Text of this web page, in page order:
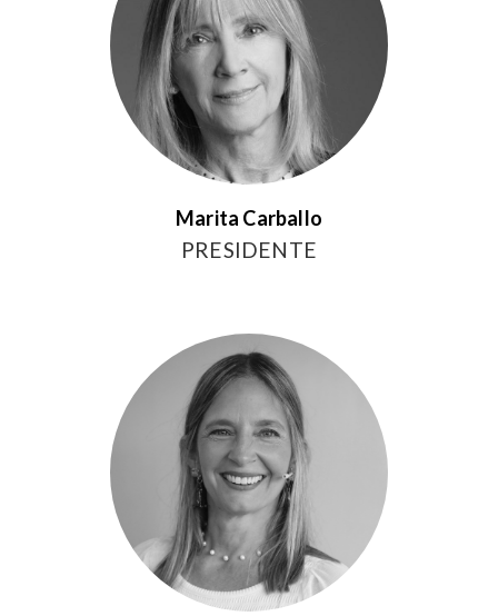
Marita Carballo
PRESIDENTE